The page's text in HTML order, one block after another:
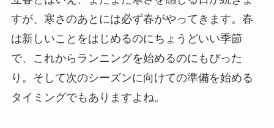
すが、寒さのあとには必ず春がやってきます。春
は新しいことをはじめるのにちょうどいい季節
で、これからランニングを始めるのにもぴった
り。そして次のシーズンに向けての準備を始める
タイミングでもありますよね。